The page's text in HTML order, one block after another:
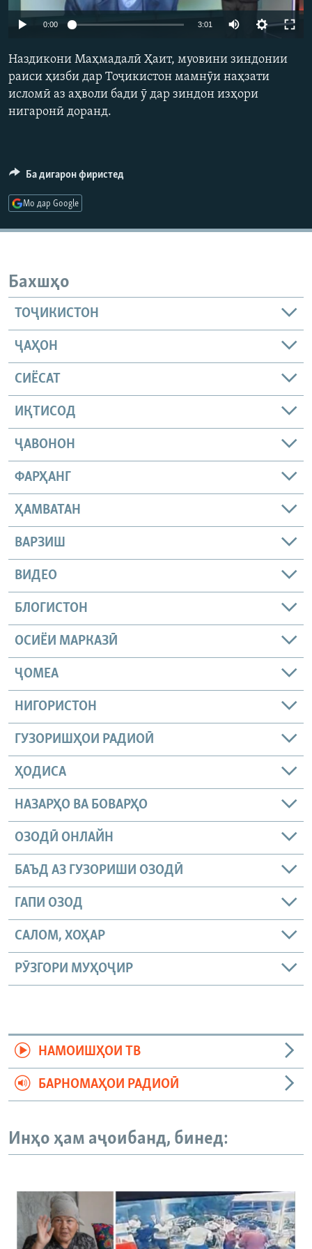
ГУЗОРИШҲОИ РАДИОӢ
Русский
ПАЙГИРӢ КУНЕД
Auto 240p 360p 480p
0:00 3:01
480p
Наздикони Маҳмадалӣ Ҳаит, муовини зиндонии
раиси ҳизби дар Тоҷикистон мамнӯи наҳзати
исломӣ аз аҳволи бади ӯ дар зиндон изҳори
нигаронӣ доранд.
Ба дигарон фиристед
Мо дар Google
Бахшҳо
ТОҶИКИСТОН
ҶАҲОН
СИЁСАТ
ИҚТИСОД
ҶАВОНОН
ФАРҲАНГ
ҲАМВАТАН
ВАРЗИШ
ВИДЕО
БЛОГИСТОН
ОСИЁИ МАРКАЗӢ
ҶОМEА
НИГОРИСТОН
ГУЗОРИШҲОИ РАДИОӢ
ҲОДИСА
НАЗАРҲО ВА БОВАРҲО
ОЗОДӢ ОНЛАЙН
БАЪД АЗ ГУЗОРИШИ ОЗОДӢ
ГАПИ ОЗОД
САЛОМ, ХОҲАР
РӮЗГОРИ МУҲОҶИР
НАМОИШҲОИ ТВ
БАРНОМАҲОИ РАДИОӢ
Инҳо ҳам аҷоибанд, бинед: